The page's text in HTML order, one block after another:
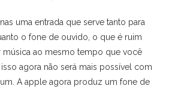
uma entrada que serve tanto para
o fone de ouvido, o que é ruim
música ao mesmo tempo que você
agora não será mais possível com
A apple agora produz um fone de